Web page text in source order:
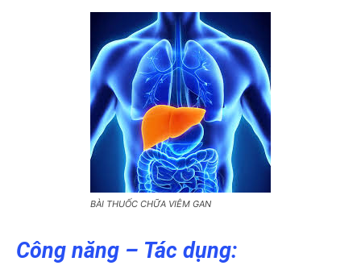
BÀI THUỐC CHỮA VIÊM GAN
Công năng – Tác dụng: